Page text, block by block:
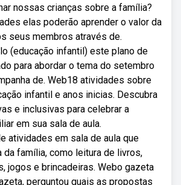
nossas crianças sobre a família?
elas poderão aprender o valor da
seus membros através de.
(educação infantil) este plano de
para abordar o tema do setembro
de. Web18 atividades sobre
infantil e anos inicias. Descubra
e inclusivas para celebrar a
em sua sala de aula.
atividades em sala de aula que
da família, como leitura de livros,
jogos e brincadeiras. Webo gazeta
perguntou quais as propostas